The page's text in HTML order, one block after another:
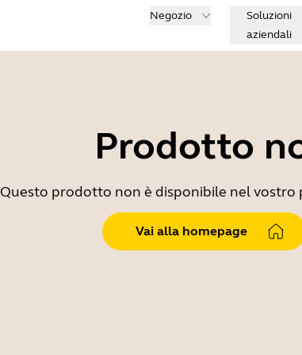
Negozio
Soluzioni
aziendali
Prodotto
Questo prodotto non è disponibile nel vostro
Vai alla homepage